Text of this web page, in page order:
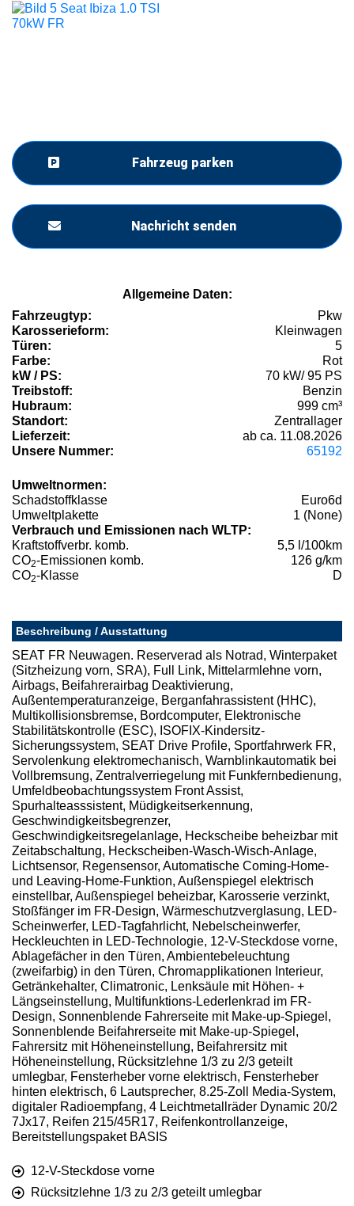
Fahrzeug parken
Nachricht senden
Allgemeine Daten:
Fahrzeugtyp:
Pkw
Karosserieform:
Kleinwagen
Türen:
5
Farbe:
Rot
kW / PS:
70 kW/ 95 PS
Treibstoff:
Benzin
Hubraum:
999 cm³
Standort:
Zentrallager
Lieferzeit:
ab ca. 11.08.2026
Unsere Nummer:
65192
Umweltnormen:
Schadstoffklasse
Euro6d
Umweltplakette
1 (None)
Verbrauch und Emissionen nach WLTP:
Kraftstoffverbr. komb.
5,5 l/100km
CO2-Emissionen komb.
126 g/km
CO2-Klasse D
Beschreibung / Ausstattung
SEAT FR Neuwagen. Reserverad als Notrad, Winterpaket
(Sitzheizung vorn, SRA), Full Link, Mittelarmlehne vorn,
Airbags, Beifahrerairbag Deaktivierung,
Außentemperaturanzeige, Berganfahrassistent (HHC),
Multikollisionsbremse, Bordcomputer, Elektronische
Stabilitätskontrolle (ESC), ISOFIX-Kindersitz-
Sicherungssystem, SEAT Drive Profile, Sportfahrwerk FR,
Servolenkung elektromechanisch, Warnblinkautomatik bei
Vollbremsung, Zentralverriegelung mit Funkfernbedienung,
Umfeldbeobachtungssystem Front Assist,
Spurhalteasssistent, Müdigkeitserkennung,
Geschwindigkeitsbegrenzer,
Geschwindigkeitsregelanlage, Heckscheibe beheizbar mit
Zeitabschaltung, Heckscheiben-Wasch-Wisch-Anlage,
Lichtsensor, Regensensor, Automatische Coming-Home-
und Leaving-Home-Funktion, Außenspiegel elektrisch
einstellbar, Außenspiegel beheizbar, Karosserie verzinkt,
Stoßfänger im FR-Design, Wärmeschutzverglasung, LED-
Scheinwerfer, LED-Tagfahrlicht, Nebelscheinwerfer,
Heckleuchten in LED-Technologie, 12-V-Steckdose vorne,
Ablagefächer in den Türen, Ambientebeleuchtung
(zweifarbig) in den Türen, Chromapplikationen Interieur,
Getränkehalter, Climatronic, Lenksäule mit Höhen- +
Längseinstellung, Multifunktions-Lederlenkrad im FR-
Design, Sonnenblende Fahrerseite mit Make-up-Spiegel,
Sonnenblende Beifahrerseite mit Make-up-Spiegel,
Fahrersitz mit Höheneinstellung, Beifahrersitz mit
Höheneinstellung, Rücksitzlehne 1/3 zu 2/3 geteilt
umlegbar, Fensterheber vorne elektrisch, Fensterheber
hinten elektrisch, 6 Lautsprecher, 8.25-Zoll Media-System,
digitaler Radioempfang, 4 Leichtmetallräder Dynamic 20/2
7Jx17, Reifen 215/45R17, Reifenkontrollanzeige,
Bereitstellungspaket BASIS
12-V-Steckdose vorne
Rücksitzlehne 1/3 zu 2/3 geteilt umlegbar